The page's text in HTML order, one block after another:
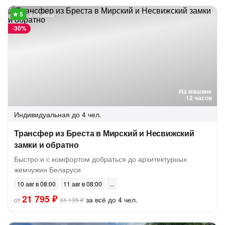
На машине
12 часов
-30%
3 отзыва
Индивидуальная до 4 чел.
Трансфер из Бреста в Мирский и Несвижский
замки и обратно
Быстро и с комфортом добраться до архитектурных
жемчужин Беларуси
10 авг в 08:00
11 авг в 08:00
от21 795 ₽ 31 135 ₽ за всё до 4 чел.